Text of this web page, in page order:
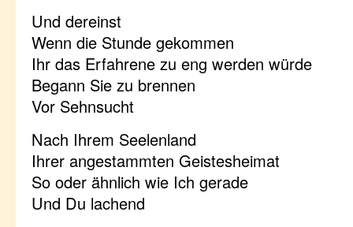
Und dereinst
Wenn die Stunde gekommen
Ihr das Erfahrene zu eng werden würde
Begann Sie zu brennen
Vor Sehnsucht
Nach Ihrem Seelenland
Ihrer angestammten Geistesheimat
So oder ähnlich wie Ich gerade
Und Du lachend